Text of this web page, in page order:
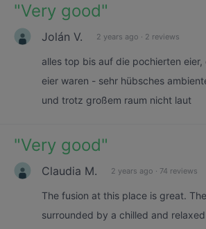
"Very good"
Jolán V. 2 years ago · 2 reviews
alles top bis auf die pochierten
eier waren - sehr hübsches
und trotz großem raum nicht laut
"Very good"
Claudia M. 2 years ago · 74 reviews
The fusion at this place is great.
surrounded by a chilled and